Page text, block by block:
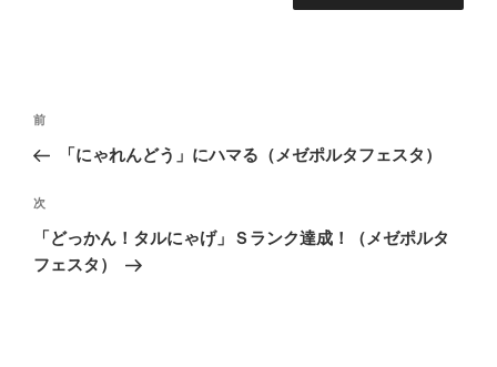
投
ナ
ビ
ゲ
ー
前
の
稿
前
「にゃれんどう」にハマる（メゼポルタフェスタ）
次
の
投
次
「どっかん！タルにゃげ」Ｓランク達成！（メゼポルタ
フェスタ）